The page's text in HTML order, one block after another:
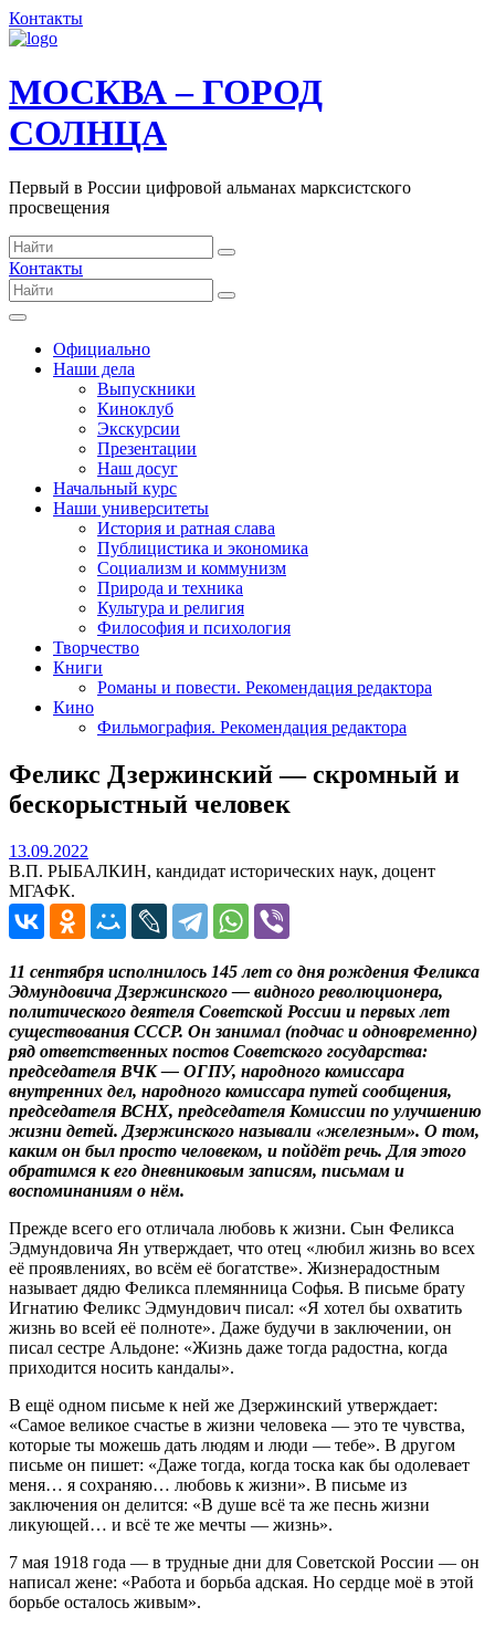
Контакты
МОСКВА – ГОРОД
СОЛНЦА
Первый в России цифровой альманах марксистского
просвещения
Контакты
Официально
Наши дела
Выпускники
Киноклуб
Экскурсии
Презентации
Наш досуг
Начальный курс
Наши университеты
История и ратная слава
Публицистика и экономика
Социализм и коммунизм
Природа и техника
Культура и религия
Философия и психология
Творчество
Книги
Романы и повести. Рекомендация редактора
Кино
Фильмография. Рекомендация редактора
Феликс Дзержинский — скромный и
бескорыстный человек
13.09.2022
В.П. РЫБАЛКИН, кандидат исторических наук, доцент
МГАФК.
11 сентября исполнилось 145 лет со дня рождения Феликса
Эдмундовича Дзержинского — видного революционера,
политического деятеля Советской России и первых лет
существования СССР. Он занимал (подчас и одновременно)
ряд ответственных постов Советского государства:
председателя ВЧК — ОГПУ, народного комиссара
внутренних дел, народного комиссара путей сообщения,
председателя ВСНХ, председателя Комиссии по улучшению
жизни детей. Дзержинского называли «железным». О том,
каким он был просто человеком, и пойдёт речь. Для этого
обратимся к его дневниковым записям, письмам и
воспоминаниям о нём.
Прежде всего его отличала любовь к жизни. Сын Феликса
Эдмундовича Ян утверждает, что отец «любил жизнь во всех
её проявлениях, во всём её богатстве». Жизнерадостным
называет дядю Феликса племянница Софья. В письме брату
Игнатию Феликс Эдмундович писал: «Я хотел бы охватить
жизнь во всей её полноте». Даже будучи в заключении, он
писал сестре Альдоне: «Жизнь даже тогда радостна, когда
приходится носить кандалы».
В ещё одном письме к ней же Дзержинский утверждает:
«Самое великое счастье в жизни человека — это те чувства,
которые ты можешь дать людям и люди — тебе». В другом
письме он пишет: «Даже тогда, когда тоска как бы одолевает
меня… я сохраняю… любовь к жизни». В письме из
заключения он делится: «В душе всё та же песнь жизни
ликующей… и всё те же мечты — жизнь».
7 мая 1918 года — в трудные дни для Советской России — он
написал жене: «Работа и борьба адская. Но сердце моё в этой
борьбе осталось живым».